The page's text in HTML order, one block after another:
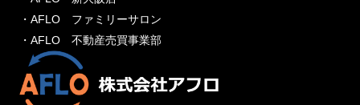
・AFLO ファミリーサロン
・AFLO 不動産売買事業部